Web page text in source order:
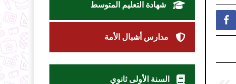

شهادة التعليم المتوسط
مدارس أشبال الأمة
السنة الأولى ثانوي